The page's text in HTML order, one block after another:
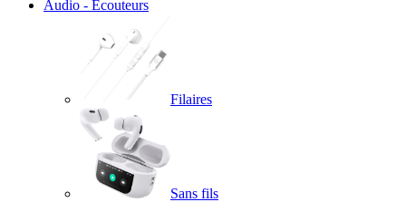
Audio - Ecouteurs
Filaires
Sans fils